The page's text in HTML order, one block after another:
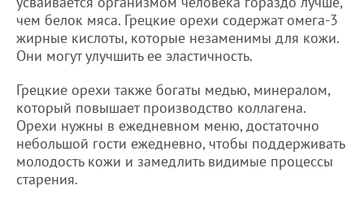
чем белок мяса. Грецкие орехи содержат омега-3
жирные кислоты, которые незаменимы для кожи.
Они могут улучшить ее эластичность.
Грецкие орехи также богаты медью, минералом,
который повышает производство коллагена.
Орехи нужны в ежедневном меню, достаточно
небольшой гости ежедневно, чтобы поддерживать
молодость кожи и замедлить видимые процессы
старения.